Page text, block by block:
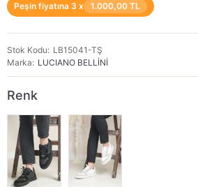
Peşin fiyatına 3 x 1.000,00 TL
Stok Kodu
LB15041-TŞ
Marka
LUCIANO BELLİNİ
Renk